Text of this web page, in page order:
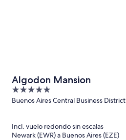
Algodon Mansion
5
out
Buenos Aires Central Business District
Incl. vuelo redondo sin escalas
Newark (EWR) a Buenos Aires (EZE)